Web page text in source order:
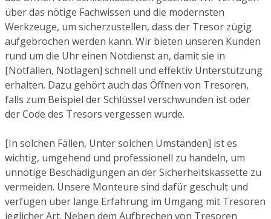
über das nötige Fachwissen und die modernsten
Werkzeuge, um sicherzustellen, dass der Tresor zügig
aufgebrochen werden kann. Wir bieten unseren Kunden
rund um die Uhr einen Notdienst an, damit sie in
[Notfällen, Notlagen] schnell und effektiv Unterstützung
erhalten. Dazu gehört auch das Öffnen von Tresoren,
falls zum Beispiel der Schlüssel verschwunden ist oder
der Code des Tresors vergessen wurde.
[In solchen Fällen, Unter solchen Umständen] ist es
wichtig, umgehend und professionell zu handeln, um
unnötige Beschädigungen an der Sicherheitskassette zu
vermeiden. Unsere Monteure sind dafür geschult und
verfügen über lange Erfahrung im Umgang mit Tresoren
jeglicher Art. Neben dem Aufbrechen von Tresoren